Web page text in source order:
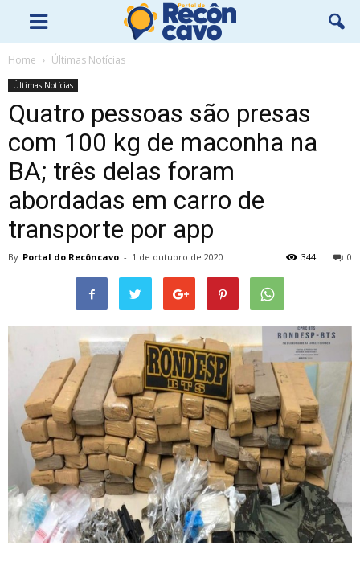
Home Últimas Notícias
Últimas Notícias
Quatro pessoas são presas
com 100 kg de maconha na
BA; três delas foram
abordadas em carro de
transporte por app
By Portal do Recôncavo - 1 de outubro de 2020 0
344